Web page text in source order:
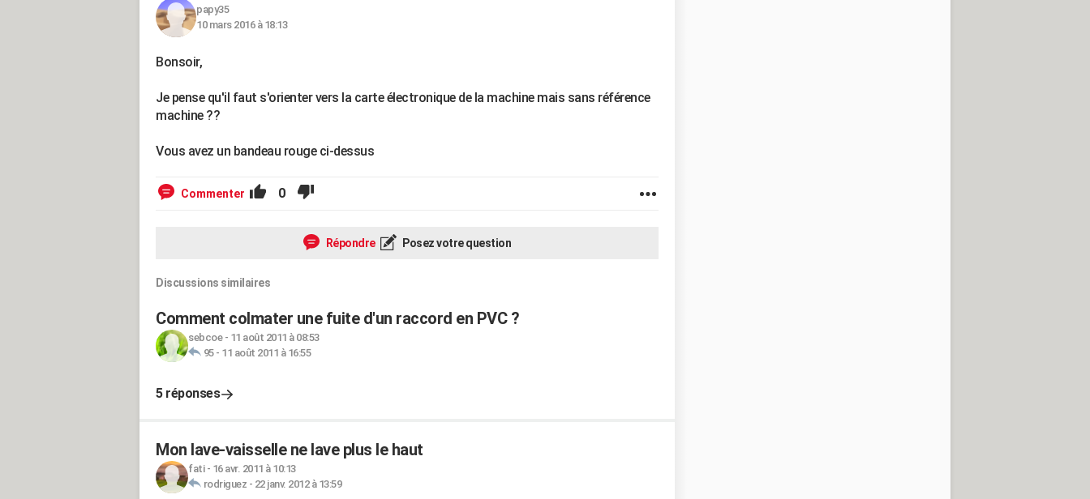
papy35
10 mars 2016 à 18:13
Bonsoir,
Je pense qu'il faut s'orienter vers la carte électronique de la machine mais sans référence
machine ??
Vous avez un bandeau rouge ci-dessus
Commenter 0
Répondre Posez votre question
Discussions similaires
Comment colmater une fuite d'un raccord en PVC ?
sebcoe- 11 août 2011 à 08:53
95- 11 août 2011 à 16:55
5 réponses
Mon lave-vaisselle ne lave plus le haut
fati- 16 avr. 2011 à 10:13
rodriguez - 22 janv. 2012 à 13:59